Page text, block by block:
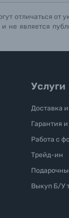
отличаться
не является
Услуги
Доставка
Гарантия
Работа с
Трейд-ин
Выкуп Б/У